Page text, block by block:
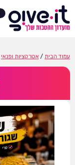
עמוד הבית / אטרקציות ופנאי